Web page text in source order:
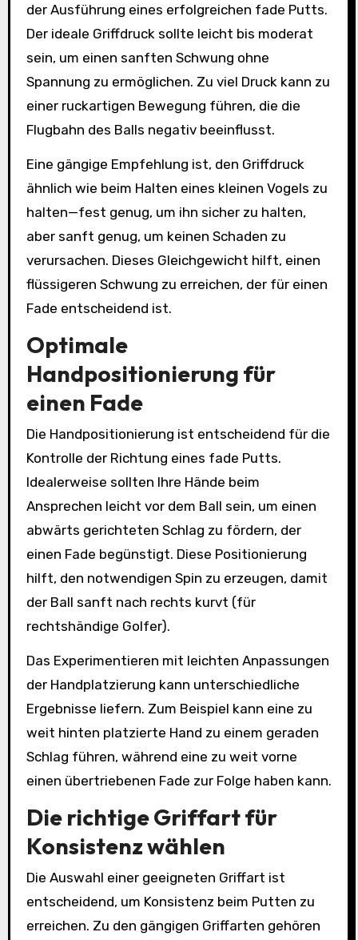
der Ausführung eines erfolgreichen fade Putts.
Der ideale Griffdruck sollte leicht bis moderat
sein, um einen sanften Schwung ohne
Spannung zu ermöglichen. Zu viel Druck kann zu
einer ruckartigen Bewegung führen, die die
Flugbahn des Balls negativ beeinflusst.
Eine gängige Empfehlung ist, den Griffdruck
ähnlich wie beim Halten eines kleinen Vogels zu
halten—fest genug, um ihn sicher zu halten,
aber sanft genug, um keinen Schaden zu
verursachen. Dieses Gleichgewicht hilft, einen
flüssigeren Schwung zu erreichen, der für einen
Fade entscheidend ist.
Optimale
Handpositionierung für
einen Fade
Die Handpositionierung ist entscheidend für die
Kontrolle der Richtung eines fade Putts.
Idealerweise sollten Ihre Hände beim
Ansprechen leicht vor dem Ball sein, um einen
abwärts gerichteten Schlag zu fördern, der
einen Fade begünstigt. Diese Positionierung
hilft, den notwendigen Spin zu erzeugen, damit
der Ball sanft nach rechts kurvt (für
rechtshändige Golfer).
Das Experimentieren mit leichten Anpassungen
der Handplatzierung kann unterschiedliche
Ergebnisse liefern. Zum Beispiel kann eine zu
weit hinten platzierte Hand zu einem geraden
Schlag führen, während eine zu weit vorne
einen übertriebenen Fade zur Folge haben kann.
Die richtige Griffart für
Konsistenz wählen
Die Auswahl einer geeigneten Griffart ist
entscheidend, um Konsistenz beim Putten zu
erreichen. Zu den gängigen Griffarten gehören